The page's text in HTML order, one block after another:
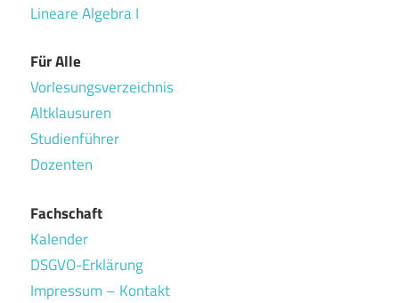
Lineare Algebra I
Für Alle
Vorlesungsverzeichnis
Altklausuren
Studienführer
Dozenten
Fachschaft
Kalender
DSGVO-Erklärung
Impressum – Kontakt